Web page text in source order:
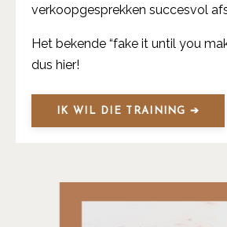
verkoopgesprekken succesvol
Het bekende “fake it until you
dus hier!
IK WIL DIE TRAINING ➔